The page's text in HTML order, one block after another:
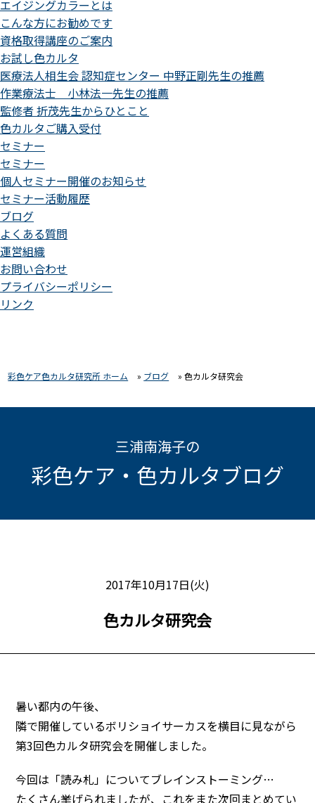
エイジングカラーとは
こんな方にお勧めです
資格取得講座のご案内
お試し色カルタ
医療法人相生会 認知症センター 中野正剛先生の推薦
作業療法士 小林法一先生の推薦
監修者 折茂先生からひとこと
色カルタご購入受付
セミナー
セミナー
個人セミナー開催のお知らせ
セミナー活動履歴
ブログ
よくある質問
運営組織
お問い合わせ
プライバシーポリシー
リンク
彩色ケア色カルタ研究所 ホーム » ブログ »色カルタ研究会
三浦南海子の
彩色ケア・色カルタブログ
2017年10月17日(火)
色カルタ研究会
暑い都内の午後、
隣で開催しているボリショイサーカスを横目に見ながら
第3回色カルタ研究会を開催しました。
今回は「読み札」についてブレインストーミング…
たくさん挙げられましたが、これをまた次回まとめてい